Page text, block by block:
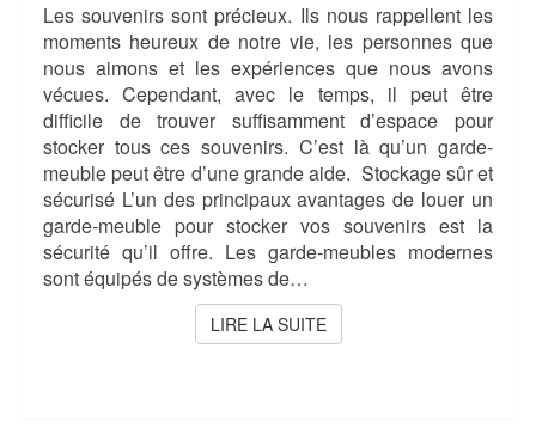
Les souvenirs sont précieux. Ils nous rappellent les
moments heureux de notre vie, les personnes que
nous aimons et les expériences que nous avons
vécues. Cependant, avec le temps, il peut être
difficile de trouver suffisamment d’espace pour
stocker tous ces souvenirs. C’est là qu’un garde-
meuble peut être d’une grande aide. Stockage sûr et
sécurisé L’un des principaux avantages de louer un
garde-meuble pour stocker vos souvenirs est la
sécurité qu’il offre. Les garde-meubles modernes
sont équipés de systèmes de…
LIRE LA SUITELIRE LA SUITE